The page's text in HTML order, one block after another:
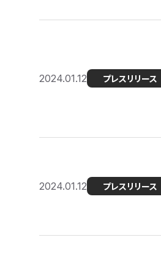
2024.01.12 プレスリリース
2024.01.12 プレスリリース